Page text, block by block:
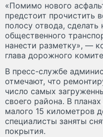
«Помимо нового
предстоит прочистить
полосу отвода,
общественного
нанести разметку», —
глава дорожного
В пресс-службе
отмечают, что
число самых
своего района. В
малого 15 километров
специалисты заняты
покрытия.